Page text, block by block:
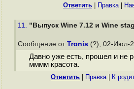
Ответить Правка|
11. "Выпуск Wine 7.12 и Wine
Сообщение от Tronis (?), 02-Июл-
Давно уже есть, прошел и не
мммм красота.
Ответить Правка| К